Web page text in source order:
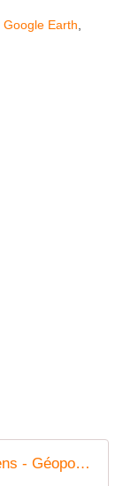
Google Earth
Le portail des territoires et des citoyens - Géoportail